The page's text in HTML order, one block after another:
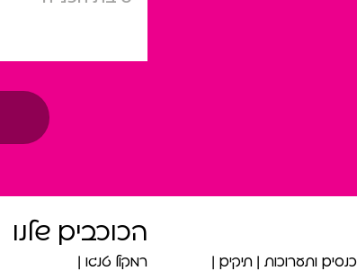
כנסים ותערוכות תיקים
הכוכבים שלנו
רמקול טנגו